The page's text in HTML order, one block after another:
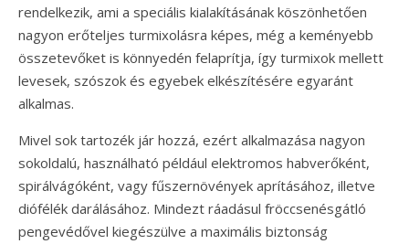
rendelkezik, ami a speciális kialakításának köszönhetően
nagyon erőteljes turmixolásra képes, még a keményebb
összetevőket is könnyedén felaprítja, így turmixok mellett
levesek, szószok és egyebek elkészítésére egyaránt
alkalmas.
Mivel sok tartozék jár hozzá, ezért alkalmazása nagyon
sokoldalú, használható például elektromos habverőként,
spirálvágóként, vagy fűszernövények aprításához, illetve
diófélék darálásához. Mindezt ráadásul fröccsenésgátló
pengevédővel kiegészülve a maximális biztonság